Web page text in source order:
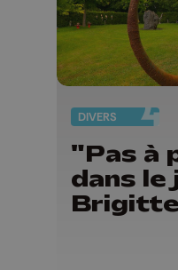
DIVERS
"Pas à
dans le
Brigitte